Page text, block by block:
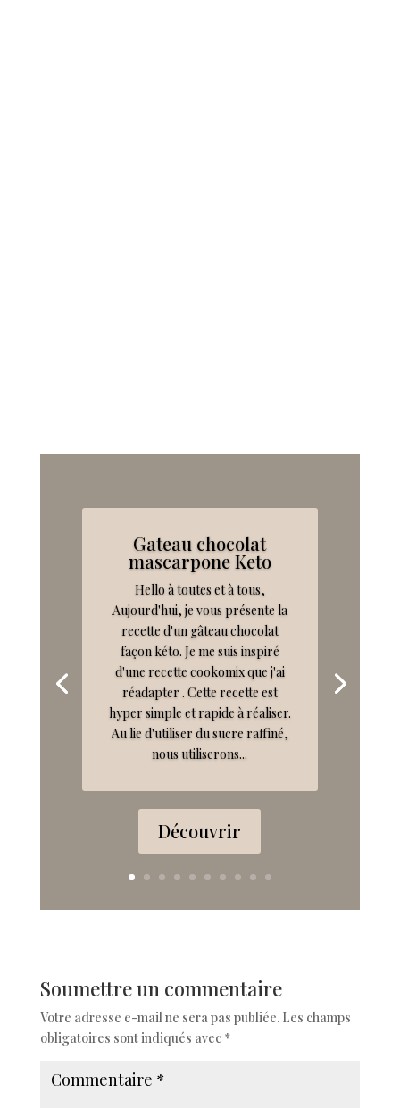
Gateau chocolat
mascarpone Keto
Hello à toutes et à tous,
Aujourd'hui, je vous présente la
recette d'un gâteau chocolat
façon kéto. Je me suis inspiré
d'une recette cookomix que j'ai
réadapter . Cette recette est
hyper simple et rapide à réaliser.
Au lie d'utiliser du sucre raffiné,
nous utiliserons...
Découvrir
Soumettre un commentaire
Votre adresse e-mail ne sera pas publiée. Les champs
obligatoires sont indiqués avec *